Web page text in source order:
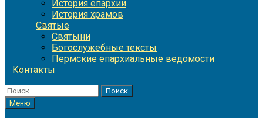
История епархии
История храмов
Святые
Святыни
Богослужебные тексты
Пермские епархиальные ведомости
Контакты
Найти:
Меню